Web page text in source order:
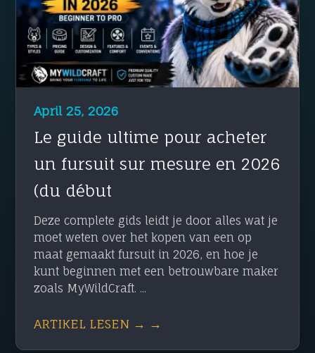
April 25, 2026
Le guide ultime pour acheter
un fursuit sur mesure en 2026
(du début
Deze complete gids leidt je door alles wat je
moet weten over het kopen van een op
maat gemaakt fursuit in 2026, en hoe je
kunt beginnen met een betrouwbare maker
zoals MyWildCraft. ...
ARTIKEL LESEN → →